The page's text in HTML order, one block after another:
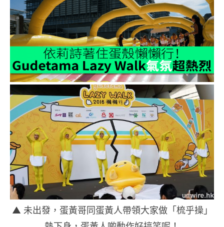
▲ 未出發，蛋黃哥同蛋黃人帶領大家做「梳乎操」